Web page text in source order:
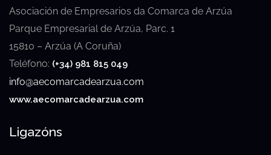
Asociación de Empresarios da Comarca de Arzúa
Parque Empresarial de Arzúa, Parc. 1
15810 – Arzúa (A Coruña)
Teléfono: (+34) 981 815 049
info@aecomarcadearzua.com
www.aecomarcadearzua.com
Ligazóns